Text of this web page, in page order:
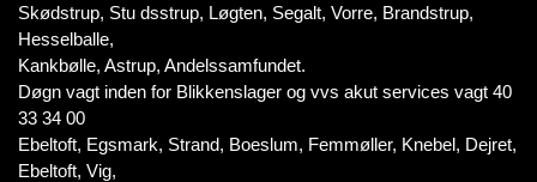
Skødstrup, Stu dsstrup, Løgten, Segalt, Vorre, Brandstrup,
Hesselballe,
Kankbølle, Astrup, Andelssamfundet.
Døgn vagt inden for Blikkenslager og vvs akut services vagt 40
33 34 00
Ebeltoft, Egsmark, Strand, Boeslum, Femmøller, Knebel, Dejret,
Ebeltoft, Vig,